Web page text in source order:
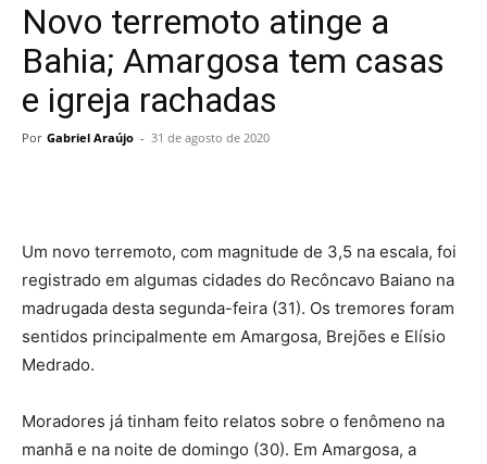
Novo terremoto atinge a
Bahia; Amargosa tem casas
e igreja rachadas
Por Gabriel Araújo - 31 de agosto de 2020
Um novo terremoto, com magnitude de 3,5 na escala, foi
registrado em algumas cidades do Recôncavo Baiano na
madrugada desta segunda-feira (31). Os tremores foram
sentidos principalmente em Amargosa, Brejões e Elísio
Medrado.
Moradores já tinham feito relatos sobre o fenômeno na
manhã e na noite de domingo (30). Em Amargosa, a